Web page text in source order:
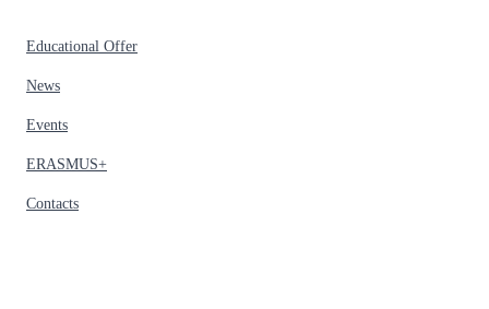
Educational Offer
News
Events
ERASMUS+
Contacts